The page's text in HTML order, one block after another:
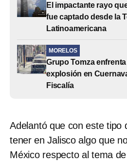
El impactante rayo
fue captado desde la
Latinoamericana
MORELOS
Grupo Tomza
explosión en
Fiscalía
Adelantó que con este tipo
tener en Jalisco algo que
México respecto al tema